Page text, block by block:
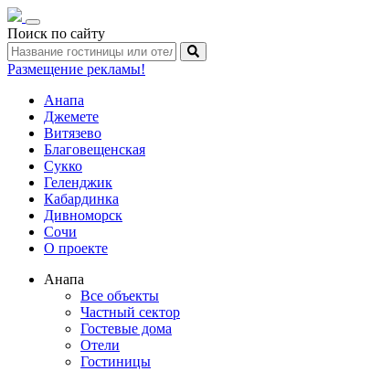
Toggle
navigation
Поиск по сайту
Размещение рекламы!
Анапа
Джемете
Витязево
Благовещенская
Сукко
Геленджик
Кабардинка
Дивноморск
Сочи
О проекте
Анапа
Все объекты
Частный сектор
Гостевые дома
Отели
Гостиницы